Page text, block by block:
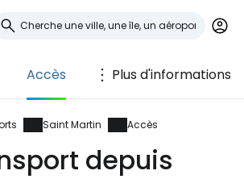
Accès Plus d'informations
Saint Martin Accès
depuis
à
mondiale des voyageurs